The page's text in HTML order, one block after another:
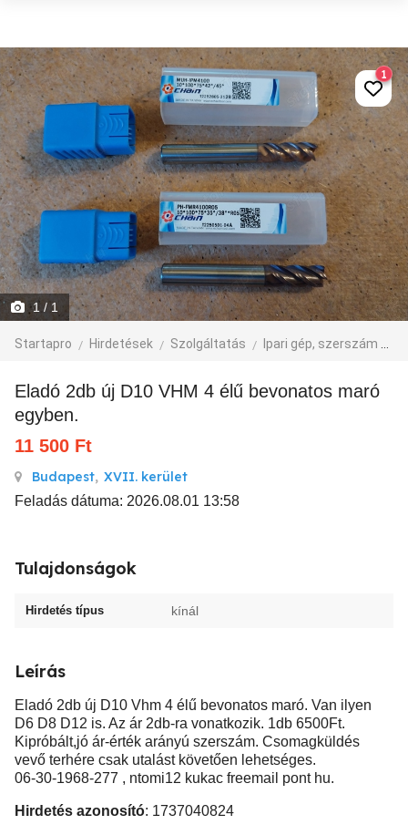
1 / 1
Startapro Hirdetések Szolgáltatás Ipari gép, szerszám
1
Eladó 2db új D10 VHM 4 élű bevonatos maró
egyben.
11 500 Ft
Budapest, XVII. kerület
Feladás dátuma: 2026.08.01 13:58
Tulajdonságok
Hirdetés típus kínál
Leírás
Eladó 2db új D10 Vhm 4 élű bevonatos maró. Van ilyen
D6 D8 D12 is. Az ár 2db-ra vonatkozik. 1db 6500Ft.
Kipróbált,jó ár-érték arányú szerszám. Csomagküldés
vevő terhére csak utalást követően lehetséges.
06-30-1968-277 , ntomi12 kukac freemail pont hu.
Hirdetés azonosító: 1737040824